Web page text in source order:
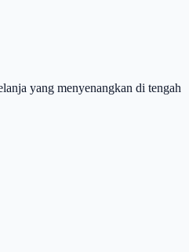
yang menyenangkan di tengah